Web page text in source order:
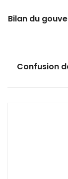
Bilan du
Confusion